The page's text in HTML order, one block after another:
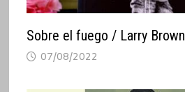
Sobre el fuego / Larry Brown
07/08/2022